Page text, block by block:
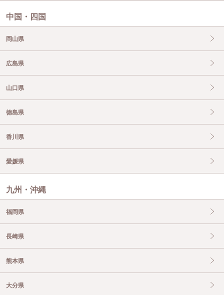
中国・四国
岡山県
広島県
山口県
徳島県
香川県
愛媛県
九州・沖縄
福岡県
長崎県
熊本県
大分県